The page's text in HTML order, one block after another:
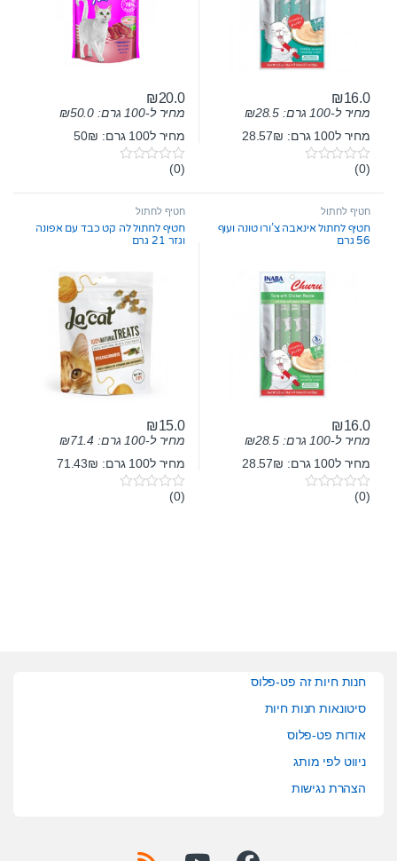
₪16.0
מחיר ל-100 גרם: ₪28.5
מחיר ל100 גרם: 28.57₪
0
t
f
5
(0)
₪20.0
מחיר ל-100 גרם: ₪50.0
מחיר ל100 גרם: 50₪
0
t
f
5
(0)
חטיף לחתול
חטיף לחתול אינאבה צ’ורו טונה ועוף
56 גרם
₪16.0
מחיר ל-100 גרם: ₪28.5
מחיר ל100 גרם: 28.57₪
0(0)
חטיף לחתול
חטיף לחתול לה קט כבד עם אפונה
וגזר 21 גרם
₪15.0
מחיר ל-100 גרם: ₪71.4
מחיר ל100 גרם: 71.43₪
0(0)
חנות חיות זה פט-פלוס
סיטונאות חנות חיות
אודות פט-פלוס
ניווט לפי מותג
הצהרת נגישות